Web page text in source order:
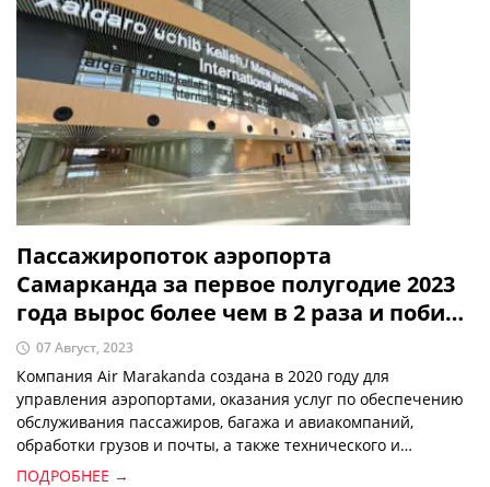
Пассажиропоток аэропорта
Самарканда за первое полугодие 2023
года вырос более чем в 2 раза и побил
исторический максимум
07 Август, 2023
Компания Air Marakanda создана в 2020 году для
управления аэропортами, оказания услуг по обеспечению
обслуживания пассажиров, багажа и авиакомпаний,
обработки грузов и почты, а также технического и
коммерческого обслуживания воздушных судов.
ПОДРОБНЕЕ →